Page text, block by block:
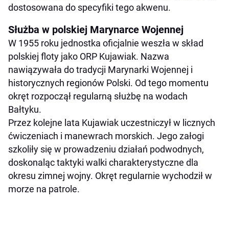
dostosowana do specyfiki tego akwenu.
Służba w polskiej Marynarce Wojennej
W 1955 roku jednostka oficjalnie weszła w skład
polskiej floty jako ORP Kujawiak. Nazwa
nawiązywała do tradycji Marynarki Wojennej i
historycznych regionów Polski. Od tego momentu
okręt rozpoczął regularną służbę na wodach
Bałtyku.
Przez kolejne lata Kujawiak uczestniczył w licznych
ćwiczeniach i manewrach morskich. Jego załogi
szkoliły się w prowadzeniu działań podwodnych,
doskonaląc taktyki walki charakterystyczne dla
okresu zimnej wojny. Okręt regularnie wychodził w
morze na patrole.